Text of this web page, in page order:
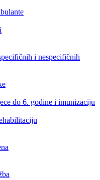
i nespecifičnih
do 6. godine i imunizaciju